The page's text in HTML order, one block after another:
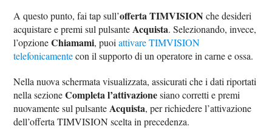
A questo punto, fai tap sull’offerta TIMVISION che desideri
acquistare e premi sul pulsante Acquista. Selezionando, invece,
l’opzioneChiamami, puoiattivare TIMVISION
telefonicamentecon il supporto di un operatore in carne e ossa.
Nella nuova schermata visualizzata, assicurati che i dati riportati
nella sezioneCompleta l’attivazionesiano corretti e premi
nuovamente sul pulsante Acquista, per richiedere l’attivazione
dell’offerta TIMVISION scelta in precedenza.